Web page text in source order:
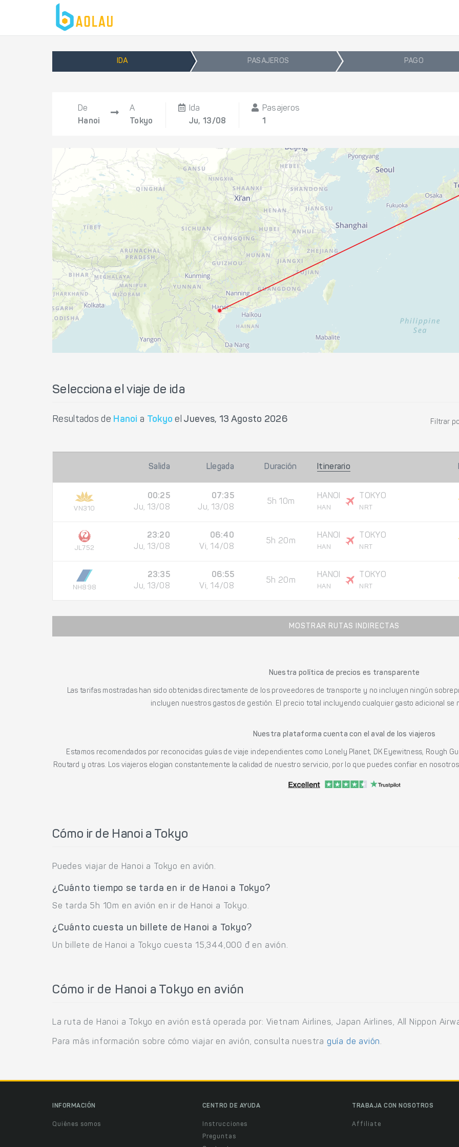
IDA PASAJEROS PAGO
De
Hanoi
A
Tokyo
Ida
Ju, 13/08
Pasajeros
1
Selecciona el viaje de ida
Resultados de Hanoi a Tokyo elJueves, 13 Agosto 2026 Filtrar
Salida Llegada Duración Itinerario
VN310
00:25
Ju, 13/08
07:35
Ju, 13/08
5h 10m
HANOI
HAN
TOKYO
NRT
JL752
23:20
Ju, 13/08
06:40
Vi, 14/08
5h 20m
HANOI
HAN
TOKYO
NRT
NH898
23:35
Ju, 13/08
06:55
Vi, 14/08
5h 20m
HANOI
HAN
TOKYO
NRT
MOSTRAR RUTAS INDIRECTAS
Nuestra política de precios es transparente
Las tarifas mostradas han sido obtenidas directamente de los proveedores de transporte y no incluyen ningún
incluyen nuestros gastos de gestión. El precio total incluyendo cualquier gasto adicional se
Nuestra plataforma cuenta con el aval de los viajeros
Estamos recomendados por reconocidas guías de viaje independientes como Lonely Planet, DK Eyewitness, Rough
Routard y otras. Los viajeros elogian constantemente la calidad de nuestro servicio, por lo que puedes confiar en
Cómo ir de Hanoi a Tokyo
Puedes viajar de Hanoi a Tokyo en avión.
¿Cuánto tiempo se tarda en ir de Hanoi a Tokyo?
Se tarda 5h 10m en avión en ir de Hanoi a Tokyo.
¿Cuánto cuesta un billete de Hanoi a Tokyo?
Un billete de Hanoi a Tokyo cuesta 15,344,000 đ en avión.
Cómo ir de Hanoi a Tokyo en avión
La ruta de Hanoi a Tokyo en avión está operada por: Vietnam Airlines, Japan Airlines, All Nippon
Para más información sobre cómo viajar en avión, consulta nuestra guía de avión.
INFORMACIÓN
Quiénes somos
CENTRO DE AYUDA
Instrucciones
Preguntas
TRABAJA CON NOSOTROS
Affiliate